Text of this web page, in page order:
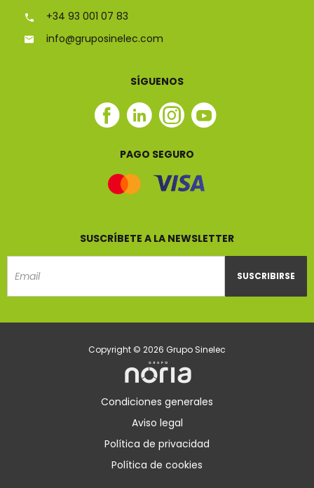
+34 93 001 07 83
info@gruposinelec.com
SÍGUENOS
Facebook
Linkedin
Instagram
Youtube
PAGO SEGURO
SUSCRÍBETE A LA NEWSLETTER
SUSCRIBIRSE
Copyright © 2026 Grupo Sinelec
Condiciones generales
Aviso legal
Política de privacidad
Política de cookies